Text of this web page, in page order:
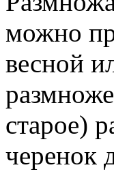
можно
весной
старое)
черенок